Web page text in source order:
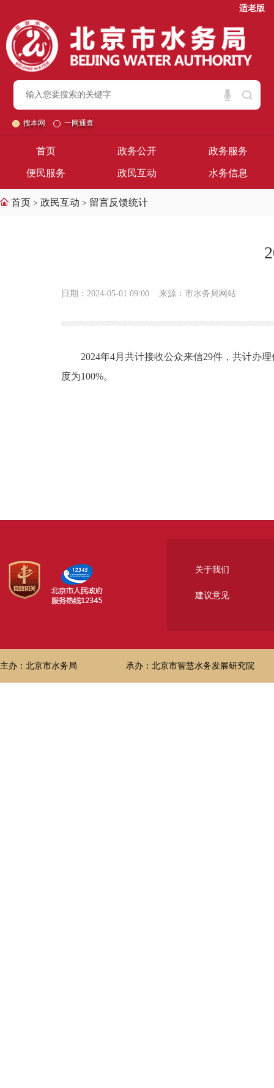
适老版
搜本网 一网通查
首页 政务公开 政务服务
便民服务 政民互动 水务信息
首页 > 政民互动 > 留言反馈统计
日期：2024-05-01 09:00 来源：市水务局网站
2024年4月共计接收公众来信29件，共计办理
度为100%。
关于我们
建议意见
主办：北京市水务局 承办：北京市智慧水务发展研究院